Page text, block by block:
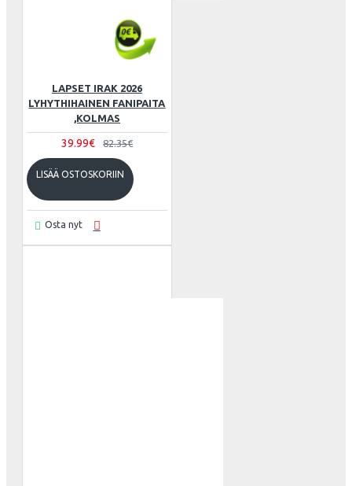
LAPSET IRAK 2026
LYHYTHIHAINEN FANIPAITA
,KOLMAS
39.99€ 82.35€
LISÄÄ OSTOSKORIIN
Osta nyt